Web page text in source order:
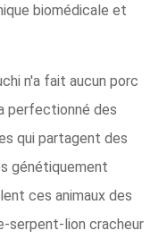
biomédicale et
n'a fait aucun porc
perfectionné des
qui partagent des
génétiquement
ces animaux des
serpent-lion cracheur